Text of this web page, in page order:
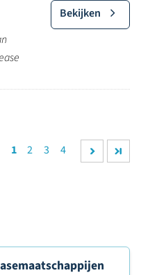
Bekijken
1 2 3 4